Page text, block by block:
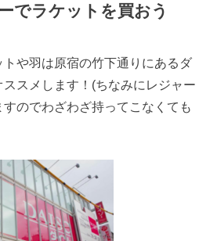
でラケットを買おう
や羽は原宿の竹下通りにあるダ
スメします！(ちなみにレジャー
のでわざわざ持ってこなくても